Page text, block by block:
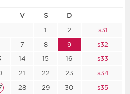
V S D
1 2
s31
7 8 9
s32
14 15 16
s33
21 22 23
s34
28 29 30
s35